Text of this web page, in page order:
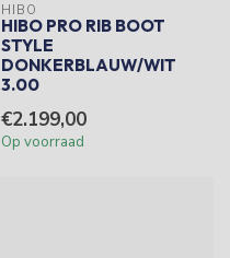
HIBO
HIBO PRO RIB BOOT
STYLE
DONKERBLAUW/WIT
3.00
€2.199,00
Op voorraad